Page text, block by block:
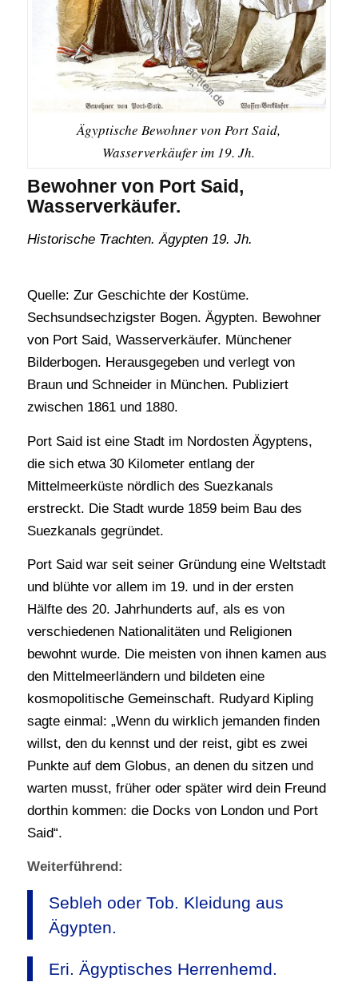
Ägyptische Bewohner von Port Said,
Wasserverkäufer im 19. Jh.
Bewohner von Port Said,
Wasserverkäufer.
Historische Trachten. Ägypten 19. Jh.
Quelle: Zur Geschichte der Kostüme.
Sechsundsechzigster Bogen. Ägypten. Bewohner
von Port Said, Wasserverkäufer. Münchener
Bilderbogen. Herausgegeben und verlegt von
Braun und Schneider in München. Publiziert
zwischen 1861 und 1880.
Port Said ist eine Stadt im Nordosten Ägyptens,
die sich etwa 30 Kilometer entlang der
Mittelmeerküste nördlich des Suezkanals
erstreckt. Die Stadt wurde 1859 beim Bau des
Suezkanals gegründet.
Port Said war seit seiner Gründung eine Weltstadt
und blühte vor allem im 19. und in der ersten
Hälfte des 20. Jahrhunderts auf, als es von
verschiedenen Nationalitäten und Religionen
bewohnt wurde. Die meisten von ihnen kamen aus
den Mittelmeerländern und bildeten eine
kosmopolitische Gemeinschaft. Rudyard Kipling
sagte einmal: „Wenn du wirklich jemanden finden
willst, den du kennst und der reist, gibt es zwei
Punkte auf dem Globus, an denen du sitzen und
warten musst, früher oder später wird dein Freund
dorthin kommen: die Docks von London und Port
Said“.
Weiterführend:
Sebleh oder Tob. Kleidung aus
Ägypten.
Eri. Ägyptisches Herrenhemd.